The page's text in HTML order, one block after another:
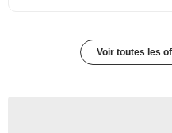
Voir toutes les